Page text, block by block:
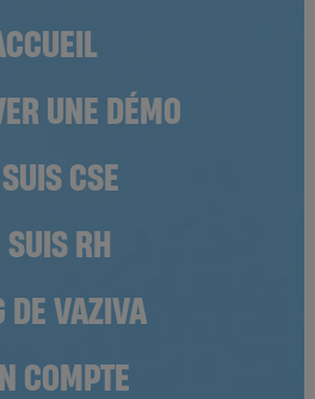
UNE DÉMO
CSE
SUIS RH
DE VAZIVA
COMPTE